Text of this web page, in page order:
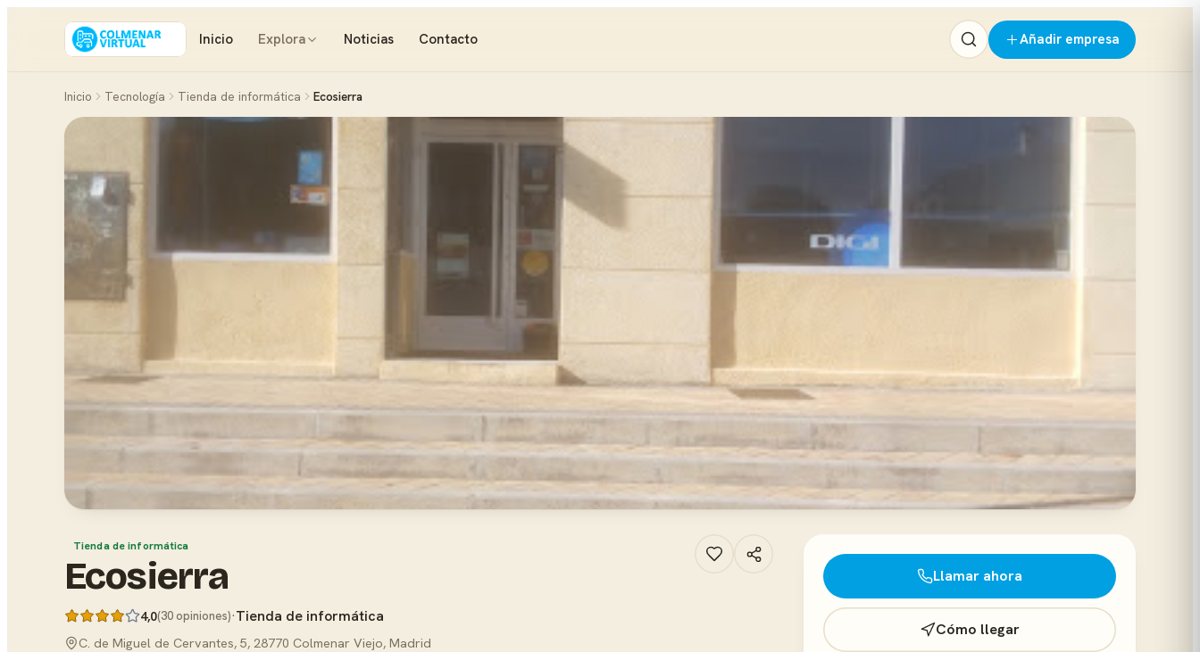
Inicio Explora Noticias Contacto Añadir empresa
Inicio Tecnología Tienda de informática Ecosierra
Tienda de informática
Ecosierra
4,0(30 opiniones)·Tienda de informática
C. de Miguel de Cervantes, 5, 28770 Colmenar Viejo, Madrid
Llamar ahora
Cómo llegar